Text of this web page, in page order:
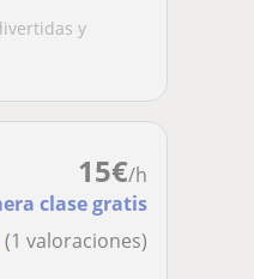
y
15€/h
clase gratis
(1 valoraciones)